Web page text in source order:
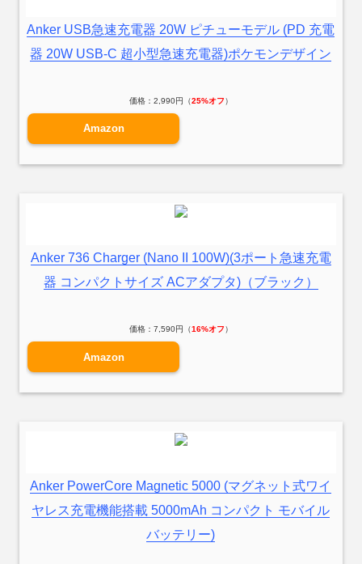
Anker USB急速充電器 20W ピチューモデル (PD 充電
器 20W USB-C 超小型急速充電器)ポケモンデザイン
価格：2,990円（25%オフ）
Amazon
Anker 736 Charger (Nano II 100W)(3ポート急速充電
器 コンパクトサイズ ACアダプタ)（ブラック）
価格：7,590円（16%オフ）
Amazon
Anker PowerCore Magnetic 5000 (マグネット式ワイ
ヤレス充電機能搭載 5000mAh コンパクト モバイル
バッテリー)